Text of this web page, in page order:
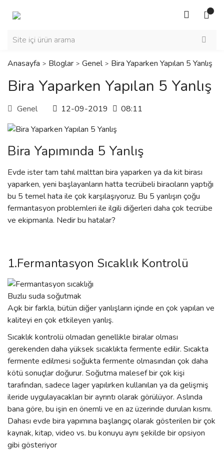
Anasayfa Bloglar Genel Bira Yaparken Yapılan 5 Yanlış
Bira Yaparken Yapılan 5 Yanlış
Genel 12-09-2019 08:11
Bira Yapımında 5 Yanlış
Evde ister tam tahıl malttan bira yaparken ya da kit birası
yaparken, yeni başlayanların hatta tecrübeli biracıların yaptığı
bu 5 temel hata ile çok karşılaşıyoruz. Bu 5 yanlışın çoğu
fermantasyon problemleri ile ilgili diğerleri daha çok tecrübe
ve ekipmanla. Nedir bu hatalar?
1.Fermantasyon Sıcaklık Kontrolü
Buzlu suda soğutmak
Açık bir farkla, bütün diğer yanlışların içinde en çok yapılan ve
kaliteyi en çok etkileyen yanlış.
Sıcaklık kontrolü olmadan genellikle biralar olması
gerekenden daha yüksek sıcaklıkta fermente edilir. Sıcakta
fermente edilmesi soğukta fermente olmasından çok daha
kötü sonuçlar doğurur. Soğutma malesef bir çok kişi
tarafından, sadece lager yapılırken kullanılan ya da gelişmiş
ileride uygulayacakları bir ayrıntı olarak görülüyor. Aslında
bana göre, bu işin en önemli ve en az üzerinde durulan kısmı.
Dahası evde bira yapımına başlangıç olarak gösterilen bir çok
kaynak, kitap, video vs. bu konuyu aynı şekilde bir opsiyon
gibi gösteriyor